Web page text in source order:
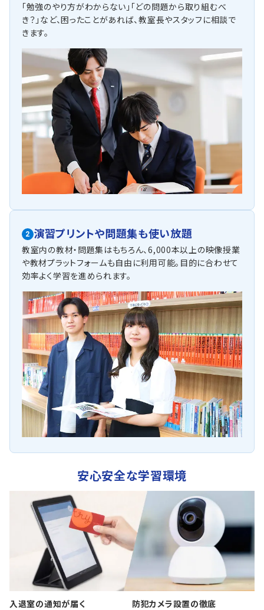
「勉強のやり方がわからない」「どの問題から取り組むべ
き？」など、困ったことがあれば、教室長やスタッフに相談で
きます。
2 演習プリントや問題集も使い放題
教室内の教材・問題集はもちろん、6,000本以上の映像授業
や教材プラットフォームも自由に利用可能。目的に合わせて
効率よく学習を進められます。
安心安全な学習環境
入退室の通知が届く
防犯カメラ設置の徹底